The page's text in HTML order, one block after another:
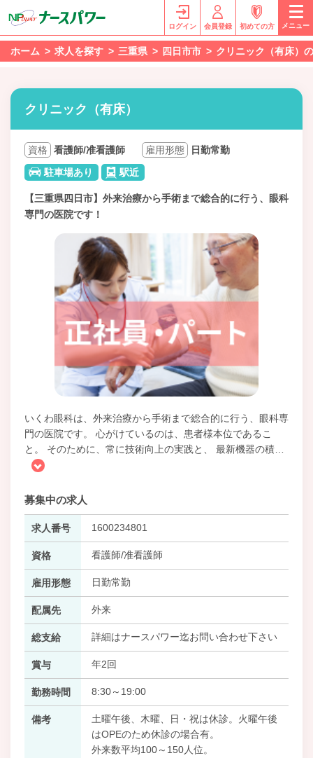
ログイン 会員登録 初めての方 メニュー
ホーム 求人を探す 三重県 四日市市 クリニック（有床）
クリニック（有床）
資格 看護師/准看護師 雇用形態
日勤常勤
駐車場あり
駅近
【三重県四日市】外来治療から手術まで総合的に行う、眼科
専門の医院です！
いくわ眼科は、外来治療から手術まで総合的に行う、眼科専
門の医院です。 心がけているのは、患者様本位であるこ
と。 そのために、常に技術向上の実践と、 最新機器の積
募集中の求人
求人番号 1600234801
資格 看護師/准看護師
雇用形態 日勤常勤
配属先 外来
総支給 詳細はナースパワー迄お問い合わせ下さい
賞与 年2回
勤務時間 8:30～19:00
備考
土曜午後、木曜、日・祝は休診。火曜午後
はOPEのため休診の場合有。
外来数平均100～150人位。